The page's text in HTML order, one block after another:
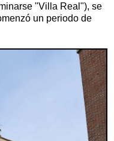
"Villa Real"), se
un periodo de